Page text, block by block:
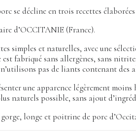
se décline en trois recettes
d’OCCITANIE (France).
simples et naturelles, avec une
est fabriqué sans allergènes, sans
pas de liants contenant des
une apparence légèrement
naturels possible, sans ajout
longe et poitrine de porc